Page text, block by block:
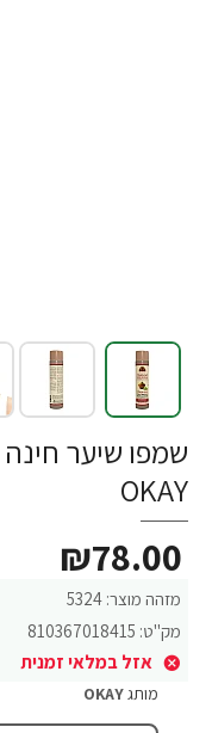
OKAY
מזהה מוצר: 5324
מק"ט: 810367018415
אזל במלאי זמנית
₪78.00
מותגOKAY